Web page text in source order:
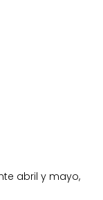
abril y mayo,